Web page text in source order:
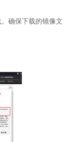
确保下载的镜像文